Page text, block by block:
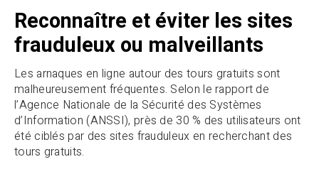
Reconnaître et éviter les sites
frauduleux ou malveillants
Les arnaques en ligne autour des tours gratuits sont
malheureusement fréquentes. Selon le rapport de
l’Agence Nationale de la Sécurité des Systèmes
d’Information (ANSSI), près de 30 % des utilisateurs ont
été ciblés par des sites frauduleux en recherchant des
tours gratuits.